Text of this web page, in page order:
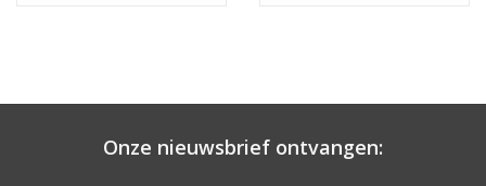
Onze nieuwsbrief ontvangen: